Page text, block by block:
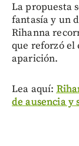
La propuesta
fantasía y un
Rihanna
que reforzó el
aparición.
Lea aquí:
de ausencia y